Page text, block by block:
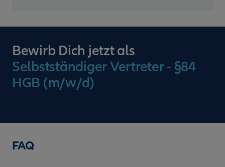
Bewirb Dich jetzt als
Selbstständiger Vertreter - §84
HGB (m/w/d)
FAQ